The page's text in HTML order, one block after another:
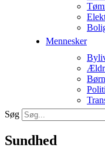
Mennesker
Søg
Sundhed